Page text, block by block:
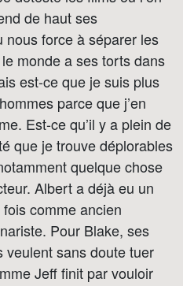
de haut ses
nous force à séparer les
monde a ses torts dans
est-ce que je suis plus
parce que j’en
Est-ce qu’il y a plein de
que je trouve déplorables
quelque chose
Albert a déjà eu un
comme ancien
Pour Blake, ses
sans doute tuer
Jeff finit par vouloir